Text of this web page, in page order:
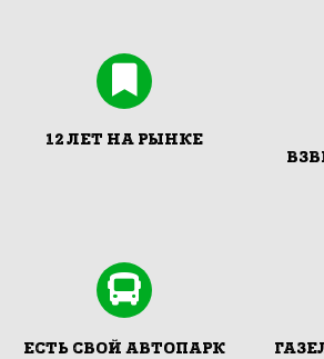
12 ЛЕТ НА РЫНКЕ
ЕСТЬ СВОЙ АВТОПАРК